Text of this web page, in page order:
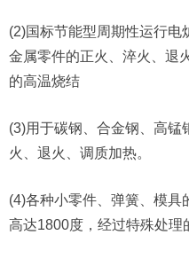
(2)国标节能型周期性运行电
金属零件的正火、淬火、退
的高温烧结
(3)用于碳钢、合金钢、高锰
火、退火、调质加热。
(4)各种小零件、弹簧、模具
高达1800度，经过特殊处理